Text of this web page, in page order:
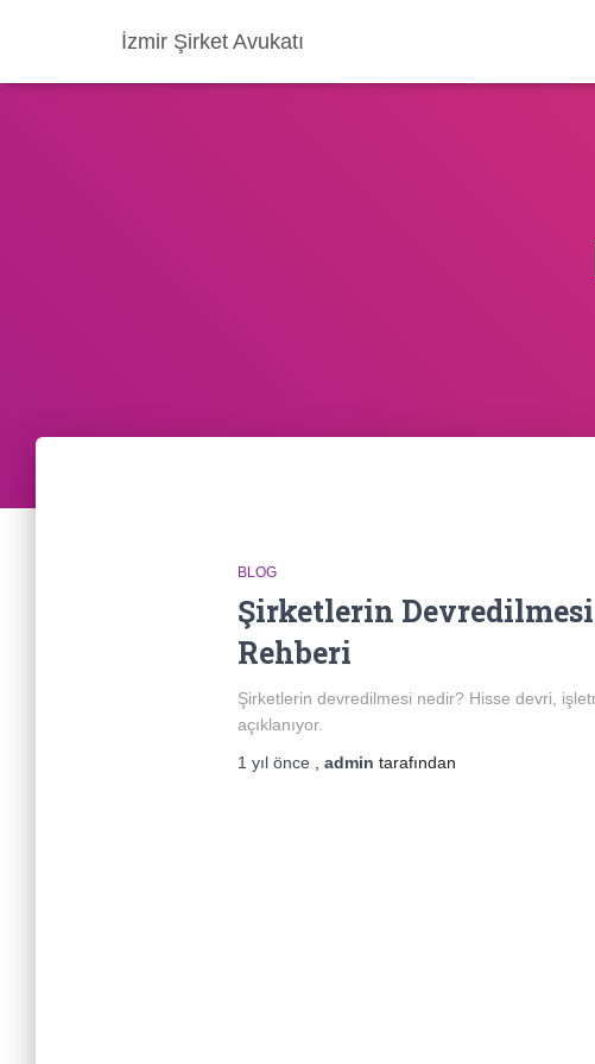
İzmir Şirket Avukatı
BLOG
Şirketlerin
Rehberi
Şirketlerin devredilmesi nedir? Hisse devri,
açıklanıyor.
1 yılönce admin tarafından